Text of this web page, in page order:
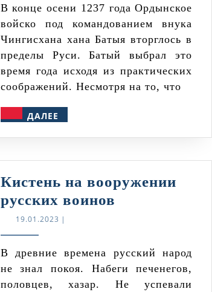
на
Великий
Новгород
В конце осени 1237 года Ордынское
войско под командованием внука
Чингисхана хана Батыя вторглось в
пределы Руси. Батый выбрал это
время года исходя из практических
соображений. Несмотря на то, что
ДАЛЕЕ
Кистень на вооружении
русских воинов
русских
воинов
19.01.2023 19.01.2023
|
В древние времена русский народ
не знал покоя. Набеги печенегов,
половцев, хазар. Не успевали